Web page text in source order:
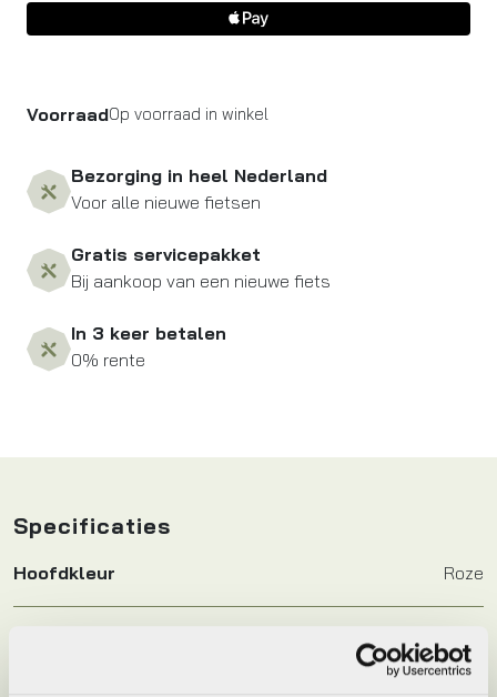
VoorraadOp voorraad in winkel
Bezorging in heel Nederland
Voor alle nieuwe fietsen
Gratis servicepakket
Bij aankoop van een nieuwe fiets
In 3 keer betalen
0% rente
Specificaties
Hoofdkleur Roze
ZITJE